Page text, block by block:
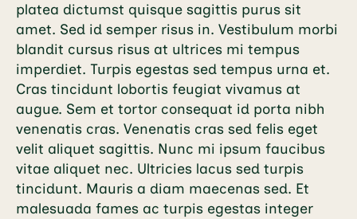
platea dictumst quisque sagittis purus sit
amet. Sed id semper risus in. Vestibulum morbi
blandit cursus risus at ultrices mi tempus
imperdiet. Turpis egestas sed tempus urna et.
Cras tincidunt lobortis feugiat vivamus at
augue. Sem et tortor consequat id porta nibh
venenatis cras. Venenatis cras sed felis eget
velit aliquet sagittis. Nunc mi ipsum faucibus
vitae aliquet nec. Ultricies lacus sed turpis
tincidunt. Mauris a diam maecenas sed. Et
malesuada fames ac turpis egestas integer